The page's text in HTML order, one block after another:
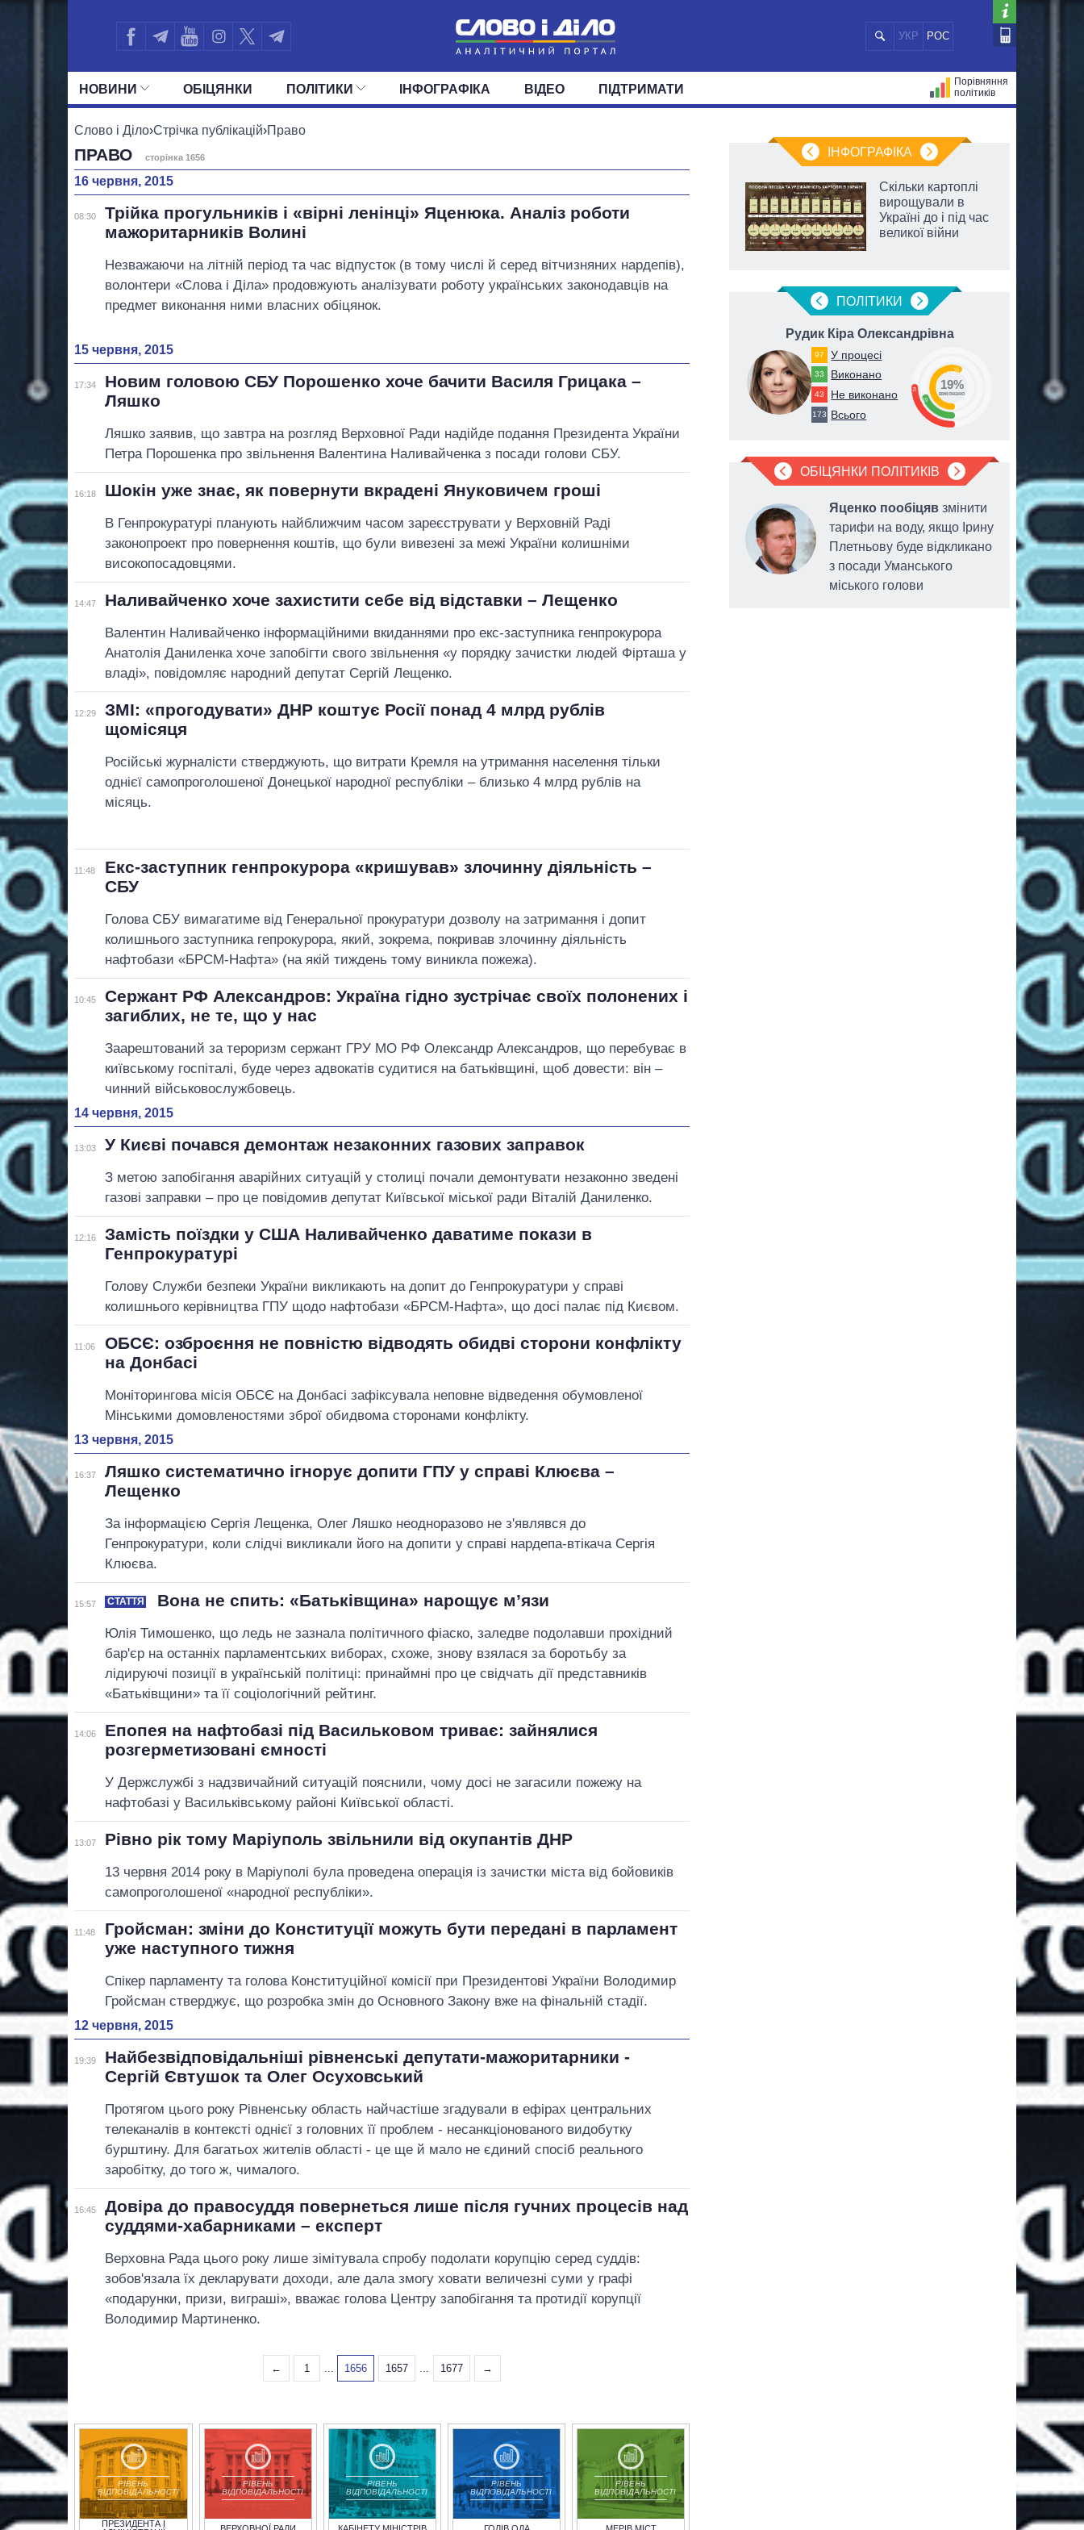
УКР РОС
НОВИНИ ОБIЦЯНКИ ПОЛIТИКИ
УСІ ПОЛІТИКИ ПРЕЗИДЕНТ І ОФІС
ІНФОГРАФІКА ВІДЕО ПІДТРИМАТИ
Порівняння
політиків
Слово і Діло›Стрічка публікацій›Право
ПРАВО сторінка 1656
16 червня, 2015
08:30
Трійка прогульників і «вірні ленінці» Яценюка. Аналіз роботи
мажоритарників Волині
Незважаючи на літній період та час відпусток (в тому числі й серед вітчизняних нардепів),
волонтери «Слова і Діла» продовжують аналізувати роботу українських законодавців на
предмет виконання ними власних обіцянок.
15 червня, 2015
17:34
Новим головою СБУ Порошенко хоче бачити Василя Грицака –
Ляшко
Ляшко заявив, що завтра на розгляд Верховної Ради надійде подання Президента України
Петра Порошенка про звільнення Валентина Наливайченка з посади голови СБУ.
16:18 Шокін уже знає, як повернути вкрадені Януковичем гроші
В Генпрокуратурі планують найближчим часом зареєструвати у Верховній Раді
законопроект про повернення коштів, що були вивезені за межі України колишніми
високопосадовцями.
14:47 Наливайченко хоче захистити себе від відставки – Лещенко
Валентин Наливайченко інформаційними вкиданнями про екс-заступника генпрокурора
Анатолія Даниленка хоче запобігти свого звільнення «у порядку зачистки людей Фірташа у
владі», повідомляє народний депутат Сергій Лещенко.
12:29
ЗМІ: «прогодувати» ДНР коштує Росії понад 4 млрд рублів
щомісяця
Російські журналісти стверджують, що витрати Кремля на утримання населення тільки
однієї самопроголошеної Донецької народної республіки – близько 4 млрд рублів на
місяць.
11:48
Екс-заступник генпрокурора «кришував» злочинну діяльність –
СБУ
Голова СБУ вимагатиме від Генеральної прокуратури дозволу на затримання і допит
колишнього заступника гепрокурора, який, зокрема, покривав злочинну діяльність
нафтобази «БРСМ-Нафта» (на якій тиждень тому виникла пожежа).
10:45
Сержант РФ Александров: Україна гідно зустрічає своїх полонених і
загиблих, не те, що у нас
Заарештований за тероризм сержант ГРУ МО РФ Олександр Александров, що перебуває в
київському госпіталі, буде через адвокатів судитися на батьківщині, щоб довести: він –
чинний військовослужбовець.
14 червня, 2015
13:03 У Києві почався демонтаж незаконних газових заправок
З метою запобігання аварійних ситуацій у столиці почали демонтувати незаконно зведені
газові заправки – про це повідомив депутат Київської міської ради Віталій Даниленко.
12:16
Замість поїздки у США Наливайченко даватиме покази в
Генпрокуратурі
Голову Служби безпеки України викликають на допит до Генпрокуратури у справі
колишнього керівництва ГПУ щодо нафтобази «БРСМ-Нафта», що досі палає під Києвом.
11:06
ОБСЄ: озброєння не повністю відводять обидві сторони конфлікту
на Донбасі
Моніторингова місія ОБСЄ на Донбасі зафіксувала неповне відведення обумовленої
Мінськими домовленостями зброї обидвома сторонами конфлікту.
13 червня, 2015
16:37
Ляшко систематично ігнорує допити ГПУ у справі Клюєва –
Лещенко
За інформацією Сергія Лещенка, Олег Ляшко неодноразово не з'являвся до
Генпрокуратури, коли слідчі викликали його на допити у справі нардепа-втікача Сергія
Клюєва.
15:57 СТАТТЯ Вона не спить: «Батьківщина» нарощує м’язи
Юлія Тимошенко, що ледь не зазнала політичного фіаско, заледве подолавши прохідний
бар'єр на останніх парламентських виборах, схоже, знову взялася за боротьбу за
лідируючі позиції в українській політиці: принаймні про це свідчать дії представників
«Батьківщини» та її соціологічний рейтинг.
14:06
Епопея на нафтобазі під Васильковом триває: зайнялися
розгерметизовані ємності
У Держслужбі з надзвичайний ситуацій пояснили, чому досі не загасили пожежу на
нафтобазі у Васильківському районі Київської області.
13:07 Рівно рік тому Маріуполь звільнили від окупантів ДНР
13 червня 2014 року в Маріуполі була проведена операція із зачистки міста від бойовиків
самопроголошеної «народної республіки».
11:48
Гройсман: зміни до Конституції можуть бути передані в парламент
уже наступного тижня
Спікер парламенту та голова Конституційної комісії при Президентові України Володимир
Гройсман стверджує, що розробка змін до Основного Закону вже на фінальній стадії.
12 червня, 2015
19:39
Найбезвідповідальніші рівненські депутати-мажоритарники -
Сергій Євтушок та Олег Осуховський
Протягом цього року Рівненську область найчастіше згадували в ефірах центральних
телеканалів в контексті однієї з головних її проблем - несанкціонованого видобутку
бурштину. Для багатьох жителів області - це ще й мало не єдиний спосіб реального
заробітку, до того ж, чималого.
16:45
Довіра до правосуддя повернеться лише після гучних процесів над
суддями-хабарниками – експерт
Верховна Рада цього року лише зімітувала спробу подолати корупцію серед суддів:
зобов'язала їх декларувати доходи, але дала змогу ховати величезні суми у графі
«подарунки, призи, виграші», вважає голова Центру запобігання та протидії корупції
Володимир Мартиненко.
← 1 ... 1656 1657 ... 1677 →
РІВЕНЬ
ВІДПОВІДАЛЬНОСТІ
ПРЕЗИДЕНТА І
РІВЕНЬ
ВІДПОВІДАЛЬНОСТІ
РІВЕНЬ
ВІДПОВІДАЛЬНОСТІ
РІВЕНЬ
ВІДПОВІДАЛЬНОСТІ
РІВЕНЬ
ВІДПОВІДАЛЬНОСТІ
ІНФОГРАФІКА
чипи за останні
2027-й
Скільки картоплі
вирощували в
Україні до і під час
великої війни
ПОЛIТИКИ
Виконано
Не виконано
28
Рудик Кіра Олександрівна
97 У процесі
33 Виконано
43 Не виконано
173 Всього
25
19
56
19%
виконано
ОБІЦЯНКИ ПОЛІТИКІВ
звернутися до
правоохоронних органів
розкрадання коштів,
виділених на створення бренду Умані
Яценко пообіцяв змінити
тарифи на воду, якщо Ірину
Плетньову буде відкликано
з посади Уманського
міського голови